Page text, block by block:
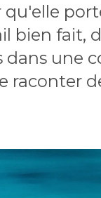
bien fait,
une